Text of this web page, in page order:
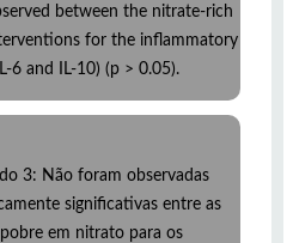
between the nitrate-rich
for the inflammatory
6 and IL-10) (p > 0.05).
3: Não foram observadas
significativas entre as
em nitrato para os